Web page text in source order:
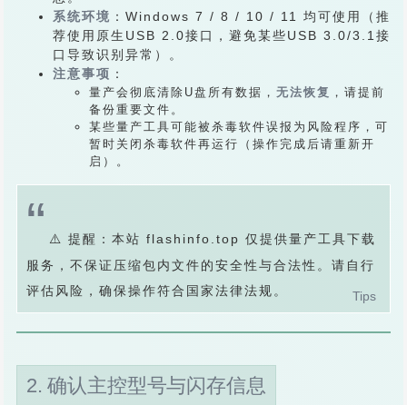
系统环境 ：Windows 7 / 8 / 10 / 11 均可使用（推
荐使用原生USB 2.0接口，避免某些USB 3.0/3.1接
口导致识别异常）。
注意事项 ：
量产会彻底清除U盘所有数据， 无法恢复 ，请提前
备份重要文件。
某些量产工具可能被杀毒软件误报为风险程序，可
暂时关闭杀毒软件再运行（操作完成后请重新开
启）。
⚠️ 提醒：本站 flashinfo.top 仅提供量产工具下载
服务，不保证压缩包内文件的安全性与合法性。请自行
评估风险，确保操作符合国家法律法规。
2. 确认主控型号与闪存信息